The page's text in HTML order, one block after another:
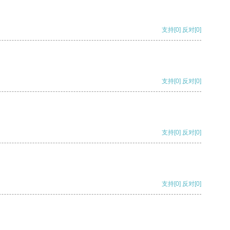
支持[0] 反对[0]
支持[0] 反对[0]
支持[0] 反对[0]
支持[0] 反对[0]